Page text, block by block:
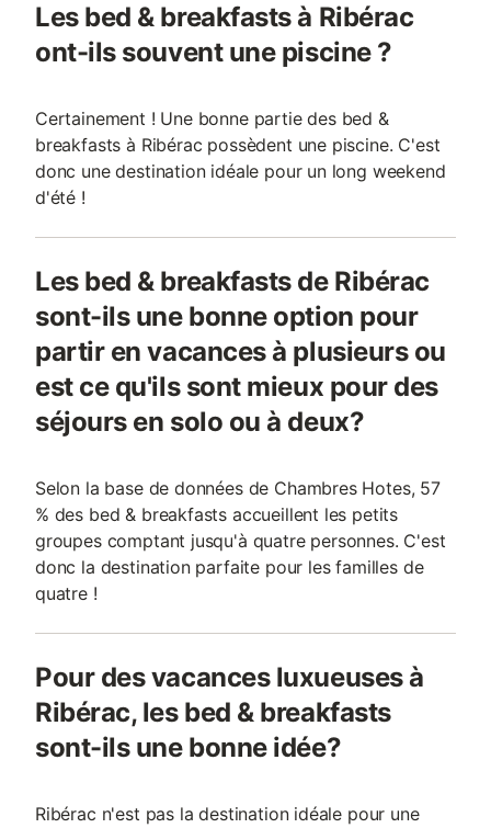
Les bed & breakfasts à Ribérac
ont-ils souvent une piscine ?
Certainement ! Une bonne partie des bed &
breakfasts à Ribérac possèdent une piscine. C'est
donc une destination idéale pour un long weekend
d'été !
Les bed & breakfasts de Ribérac
sont-ils une bonne option pour
partir en vacances à plusieurs ou
est ce qu'ils sont mieux pour des
séjours en solo ou à deux?
Selon la base de données de Chambres Hotes, 57
% des bed & breakfasts accueillent les petits
groupes comptant jusqu'à quatre personnes. C'est
donc la destination parfaite pour les familles de
quatre !
Pour des vacances luxueuses à
Ribérac, les bed & breakfasts
sont-ils une bonne idée?
Ribérac n'est pas la destination idéale pour une